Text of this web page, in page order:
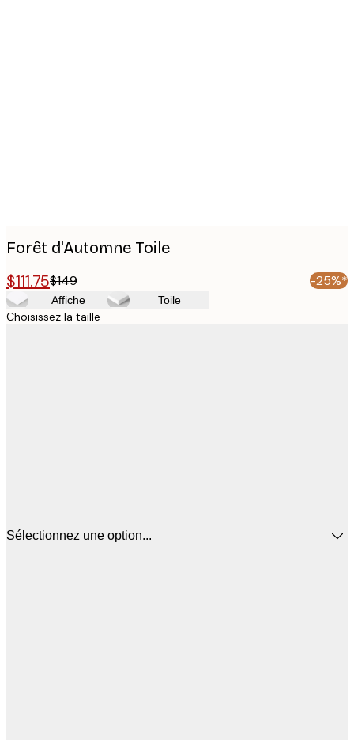
Forêt d'Automne Toile
$111.75$149 -25%*
Affiche Toile
Choisissez la taille
Sélectionnez une option...